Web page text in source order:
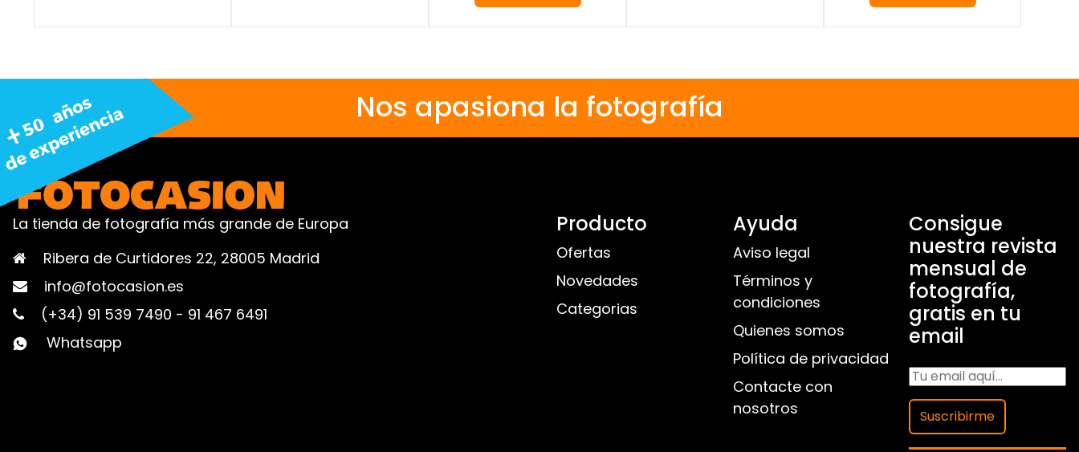
Nos apasiona la fotografía
La tienda de fotografía más grande de Europa
Ribera de Curtidores 22, 28005 Madrid
info@fotocasion.es
(+34) 91 539 7490 - 91 467 6491
Whatsapp
Producto
Ofertas
Novedades
Categorias
Ayuda
Aviso legal
Términos y
condiciones
Quienes somos
Política de privacidad
Contacte con
nosotros
Consigue
nuestra revista
mensual de
fotografía,
gratis en tu
email
Suscribirme